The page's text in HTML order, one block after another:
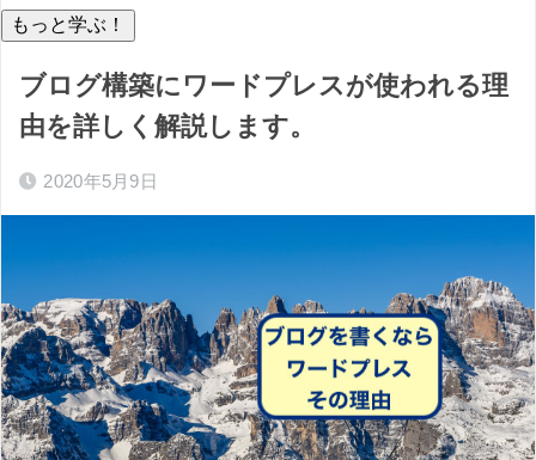
ブログ構築にワードプレスが使われる理
由を詳しく解説します。
2020年5月9日